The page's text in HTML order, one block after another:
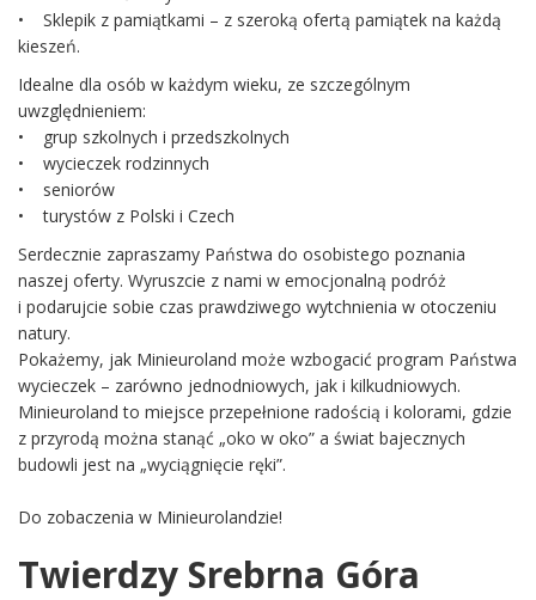
• Sklepik z pamiątkami – z szeroką ofertą pamiątek na każdą
kieszeń.
Idealne dla osób w każdym wieku, ze szczególnym
uwzględnieniem:
• grup szkolnych i przedszkolnych
• wycieczek rodzinnych
• seniorów
• turystów z Polski i Czech
Serdecznie zapraszamy Państwa do osobistego poznania
naszej oferty. Wyruszcie z nami w emocjonalną podróż
i podarujcie sobie czas prawdziwego wytchnienia w otoczeniu
natury.
Pokażemy, jak Minieuroland może wzbogacić program Państwa
wycieczek – zarówno jednodniowych, jak i kilkudniowych.
Minieuroland to miejsce przepełnione radością i kolorami, gdzie
z przyrodą można stanąć „oko w oko” a świat bajecznych
budowli jest na „wyciągnięcie ręki”.
Do zobaczenia w Minieurolandzie!
Twierdzy Srebrna Góra